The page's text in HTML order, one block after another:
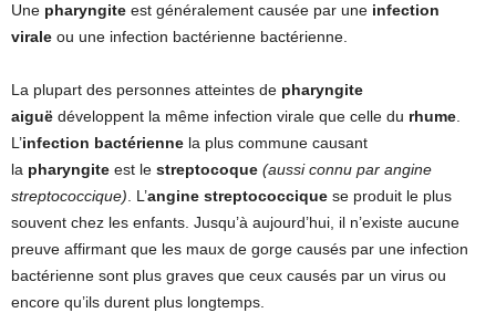
Une pharyngite est généralement causée par une infection
virale ou une infection bactérienne bactérienne.
La plupart des personnes atteintes de pharyngite
aiguë développent la même infection virale que celle du rhume.
L’infection bactérienne la plus commune causant
la pharyngite est le streptocoque (aussi connu par angine
streptococcique). L’angine streptococcique se produit le plus
souvent chez les enfants. Jusqu’à aujourd’hui, il n’existe aucune
preuve affirmant que les maux de gorge causés par une infection
bactérienne sont plus graves que ceux causés par un virus ou
encore qu’ils durent plus longtemps.